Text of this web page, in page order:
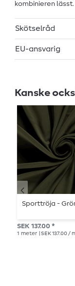
kombinieren lässt.
Skötselråd
EU-ansvarig
Kanske
Sporttröja -
SEK 137.00 *
1 meter | SEK 137.00 /